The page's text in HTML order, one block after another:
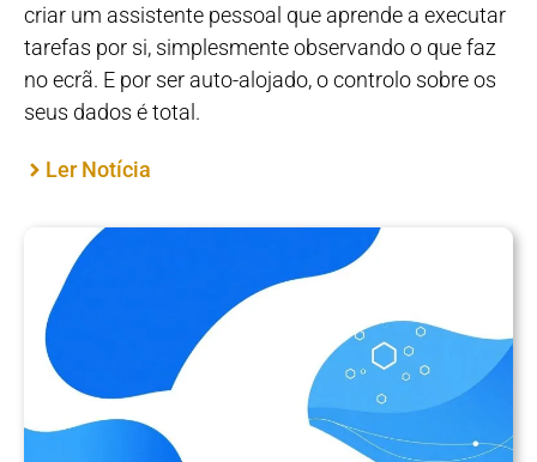
criar um assistente pessoal que aprende a executar
tarefas por si, simplesmente observando o que faz
no ecrã. E por ser auto-alojado, o controlo sobre os
seus dados é total.
Ler Notícia